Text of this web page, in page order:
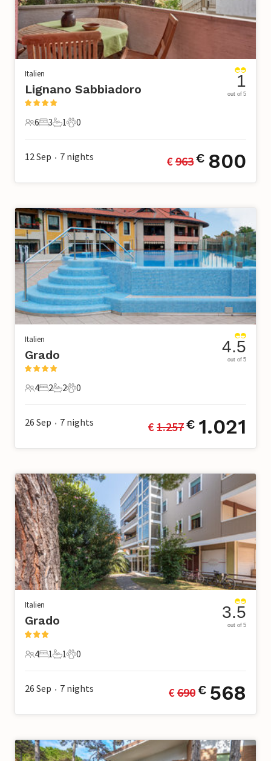
Italien
Lignano Sabbiadoro
6 Gäste
6
3 Schlafzimmer
3
1 Badezimmer
1
0 Haustiere
0
1
out of 5
12 Sep • 7 nights € 963€ 800
Italien
Grado
4 Gäste
4
2 Schlafzimmer
2
2 Badezimmer
2
0 Haustiere
0
4.5
out of 5
26 Sep • 7 nights € 1.257€ 1.021
Italien
Grado
4 Gäste
4
1 Schlafzimmer
1
1 Badezimmer
1
0 Haustiere
0
3.5
out of 5
26 Sep • 7 nights € 690€ 568